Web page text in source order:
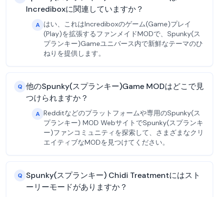
Incrediboxに関連していますか？
A はい、これはIncrediboxのゲーム(Game)プレイ
(Play)を拡張するファンメイドMODで、Spunky(ス
プランキー)Gameユニバース内で新鮮なテーマのひ
ねりを提供します。
Q 他のSpunky(スプランキー)Game MODはどこで見
つけられますか？
A Redditなどのプラットフォームや専用のSpunky(ス
プランキー) MOD WebサイトでSpunky(スプランキ
ー)ファンコミュニティを探索して、さまざまなクリ
エイティブなMODを見つけてください。
Q Spunky(スプランキー) Chidi Treatmentにはスト
ーリーモードがありますか？